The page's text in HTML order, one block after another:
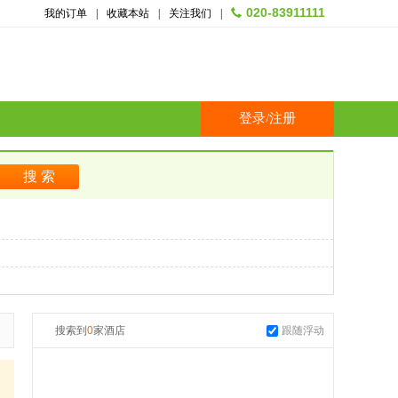
我的订单 收藏本站 关注我们 020-83911111
登录/注册
搜索到 0家酒店 跟随浮动